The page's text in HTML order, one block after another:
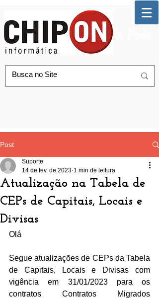
Automação de AGFs, Pré-
Postagem Correios
Post
Atualização na Tabela de
CEPs de Capitais, Locais e
Divisas
Suporte
14 de fev. de 2023 1 min de leitura
Olá
Segue atualizações de CEPs da Tabela
de Capitais, Locais e Divisas com
vigência em 31/01/2023 para os
contratos Contratos Migrados